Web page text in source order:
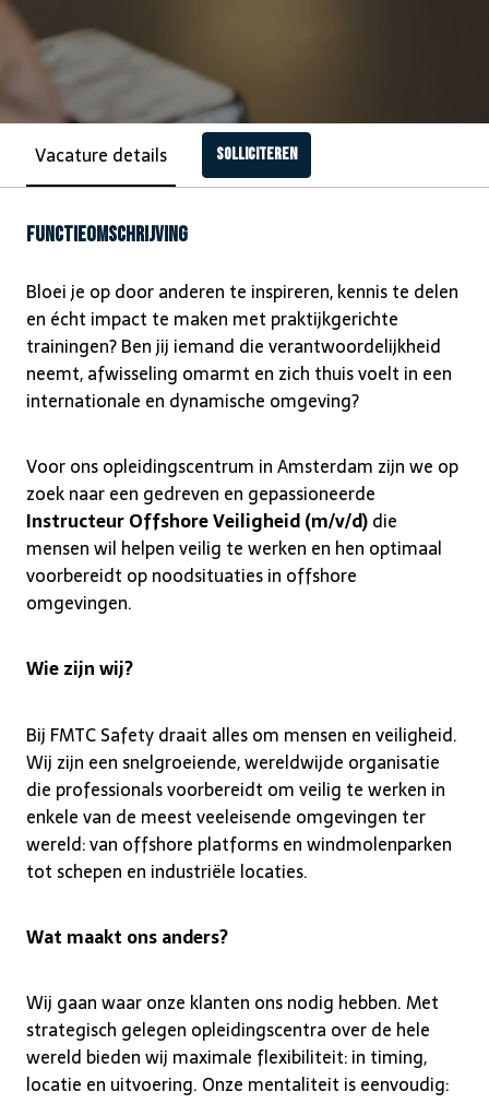
Vacature details Solliciteren
Functieomschrijving
Bloei je op door anderen te inspireren, kennis te delen
en écht impact te maken met praktijkgerichte
trainingen? Ben jij iemand die verantwoordelijkheid
neemt, afwisseling omarmt en zich thuis voelt in een
internationale en dynamische omgeving?
Voor ons opleidingscentrum in Amsterdam zijn we op
zoek naar een gedreven en gepassioneerde
Instructeur Offshore Veiligheid (m/v/d)die
mensen wil helpen veilig te werken en hen optimaal
voorbereidt op noodsituaties in offshore
omgevingen.
Wie zijn wij?
Bij FMTC Safety draait alles om mensen en veiligheid.
Wij zijn een snelgroeiende, wereldwijde organisatie
die professionals voorbereidt om veilig te werken in
enkele van de meest veeleisende omgevingen ter
wereld: van offshore platforms en windmolenparken
tot schepen en industriële locaties.
Wat maakt ons anders?
Wij gaan waar onze klanten ons nodig hebben. Met
strategisch gelegen opleidingscentra over de hele
wereld bieden wij maximale flexibiliteit: in timing,
locatie en uitvoering. Onze mentaliteit is eenvoudig: